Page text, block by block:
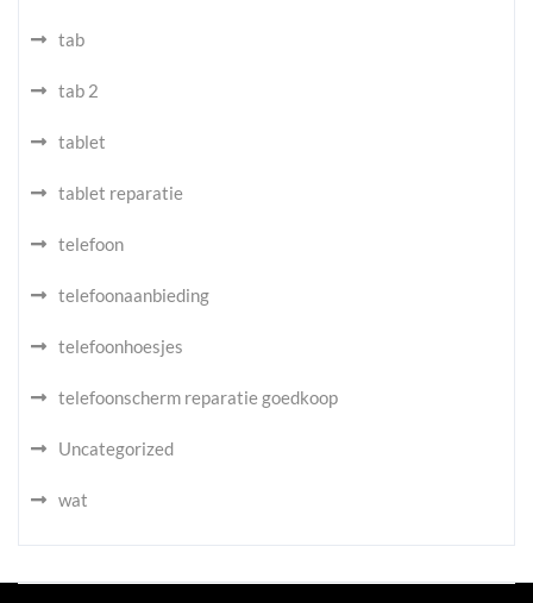
tab
tab 2
tablet
tablet reparatie
telefoon
telefoonaanbieding
telefoonhoesjes
telefoonscherm reparatie goedkoop
Uncategorized
wat